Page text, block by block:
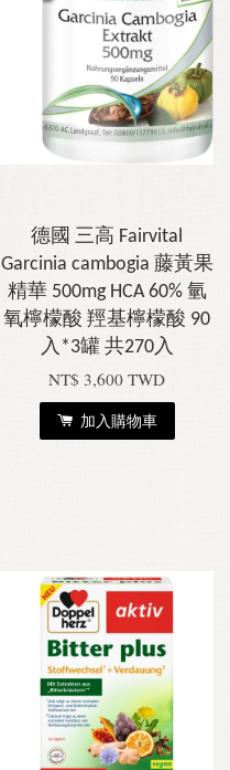
德國 三高 Fairvital
Garcinia cambogia 藤黃果
精華 500mg HCA 60% 氫
氧檸檬酸 羥基檸檬酸 90
入*3罐 共270入
NT$ 3,600 TWD
加入購物車